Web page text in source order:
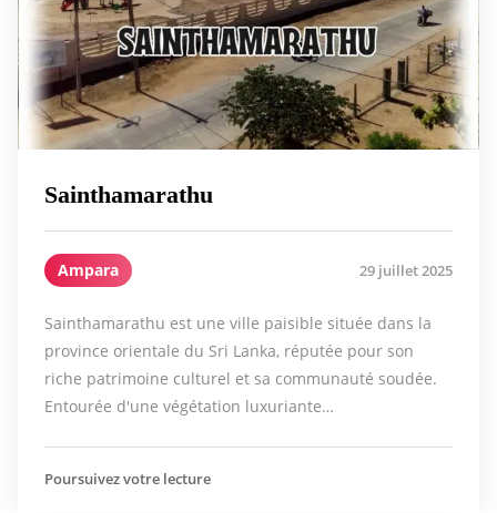
Sainthamarathu
Ampara 29 juillet 2025
Sainthamarathu est une ville paisible située dans la
province orientale du Sri Lanka, réputée pour son
riche patrimoine culturel et sa communauté soudée.
Entourée d'une végétation luxuriante…
Poursuivez votre lecture